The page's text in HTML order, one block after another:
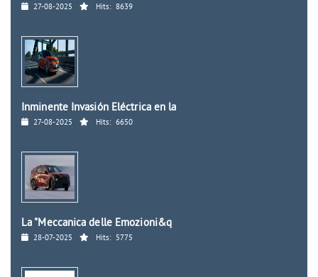
27-08-2025 Hits: 8639
Inminente Invasión Eléctrica en la
27-08-2025 Hits: 6650
La "Meccanica delle Emozioni&q
28-07-2025 Hits: 5775